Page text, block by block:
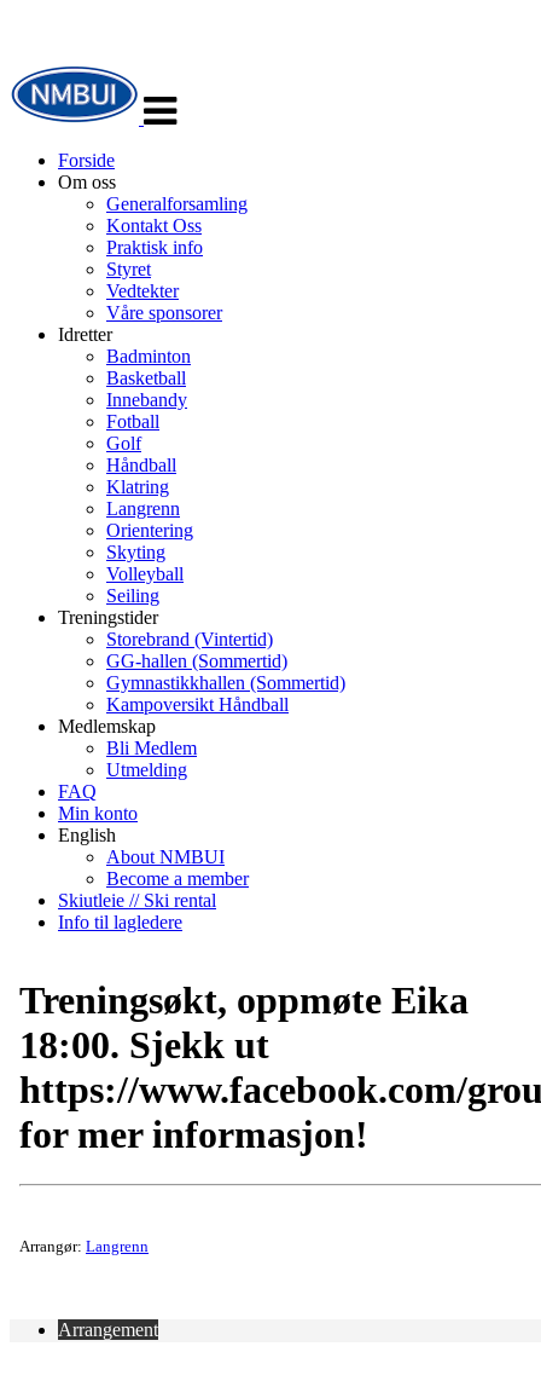
navigasjon
Forside
Om oss
Generalforsamling
Kontakt Oss
Praktisk info
Styret
Vedtekter
Våre sponsorer
Idretter
Badminton
Basketball
Innebandy
Fotball
Golf
Håndball
Klatring
Langrenn
Orientering
Skyting
Volleyball
Seiling
Treningstider
Storebrand (Vintertid)
GG-hallen (Sommertid)
Gymnastikkhallen (Sommertid)
Kampoversikt Håndball
Medlemskap
Bli Medlem
Utmelding
FAQ
Min konto
English
About NMBUI
Become a member
Skiutleie // Ski rental
Info til lagledere
Treningsøkt, oppmøte Eika
18:00. Sjekk ut
https://www.facebook.com/
for mer informasjon!
Arrangør: Langrenn
Arrangement